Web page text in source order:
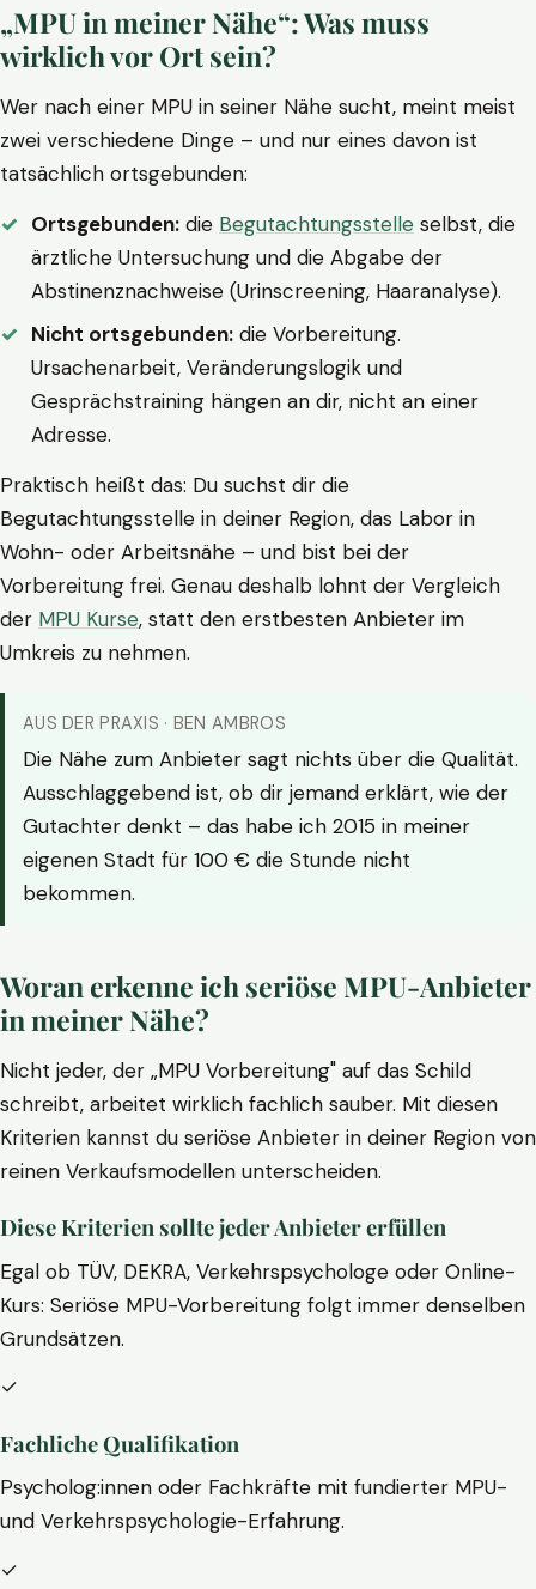
„MPU in meiner Nähe“: Was muss
wirklich vor Ort sein?
Wer nach einer MPU in seiner Nähe sucht, meint meist
zwei verschiedene Dinge – und nur eines davon ist
tatsächlich ortsgebunden:
Ortsgebunden: die Begutachtungsstelle selbst, die
ärztliche Untersuchung und die Abgabe der
Abstinenznachweise (Urinscreening, Haaranalyse).
Nicht ortsgebunden: die Vorbereitung.
Ursachenarbeit, Veränderungslogik und
Gesprächstraining hängen an dir, nicht an einer
Adresse.
Praktisch heißt das: Du suchst dir die
Begutachtungsstelle in deiner Region, das Labor in
Wohn- oder Arbeitsnähe – und bist bei der
Vorbereitung frei. Genau deshalb lohnt der Vergleich
der MPU Kurse, statt den erstbesten Anbieter im
Umkreis zu nehmen.
AUS DER PRAXIS · BEN AMBROS
Die Nähe zum Anbieter sagt nichts über die Qualität.
Ausschlaggebend ist, ob dir jemand erklärt, wie der
Gutachter denkt – das habe ich 2015 in meiner
eigenen Stadt für 100 € die Stunde nicht
bekommen.
Woran erkenne ich seriöse MPU-Anbieter
in meiner Nähe?
Nicht jeder, der „MPU Vorbereitung" auf das Schild
schreibt, arbeitet wirklich fachlich sauber. Mit diesen
Kriterien kannst du seriöse Anbieter in deiner Region von
reinen Verkaufsmodellen unterscheiden.
Diese Kriterien sollte jeder Anbieter erfüllen
Egal ob TÜV, DEKRA, Verkehrspsychologe oder Online-
Kurs: Seriöse MPU-Vorbereitung folgt immer denselben
Grundsätzen.
✓
Fachliche Qualifikation
Psycholog:innen oder Fachkräfte mit fundierter MPU-
und Verkehrspsychologie-Erfahrung.
✓